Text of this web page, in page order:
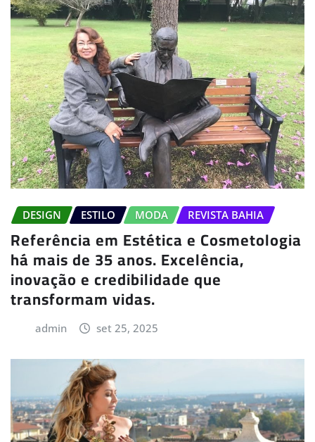
DESIGN ESTILO MODA REVISTA BAHIA
Referência em Estética e Cosmetologia
há mais de 35 anos. Excelência,
inovação e credibilidade que
transformam vidas.
admin set 25, 2025